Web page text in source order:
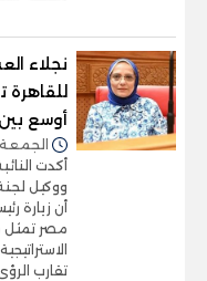
نجلاء
للقاهرة
أوسع
الجمعة 11/يوليو/2025 - 01:46 ص
أكدت
ووكيل
أن زيارة
مصر تمثل
تقارب